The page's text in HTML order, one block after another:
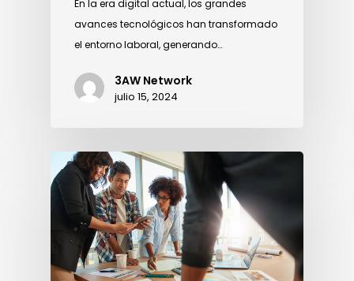
En la era digital actual, los grandes
avances tecnológicos han transformado
el entorno laboral, generando…
3AW Network
julio 15, 2024